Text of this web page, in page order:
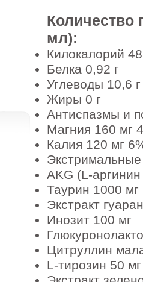
Количество
мл):
Килокалорий 48
Белка 0,92 г
Углеводы 10,6
Жиры 0 г
Антиспазмы и
Магния 160 мг
Калия 120 мг
AKG (L-
Таурин 1000
Экстракт
Инозит 100 мг
Цитруллин
L-тирозин 50